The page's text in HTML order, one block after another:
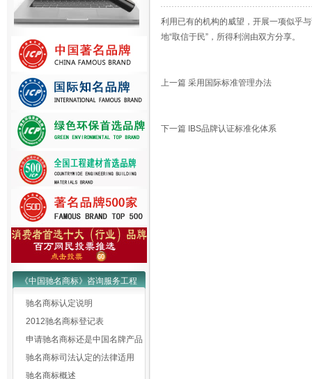
《中国驰名商标》咨询服务工程
驰名商标认定说明
2012驰名商标登记表
申请驰名商标还是中国名牌产品
驰名商标司法认定的法律适用
驰名商标概述
利用已有的机构的威望，开展一项似乎
地“取信于民”，所得利润由双方分享。
上一篇 采用国际标准管理办法
下一篇 IBS品牌认证标准化体系